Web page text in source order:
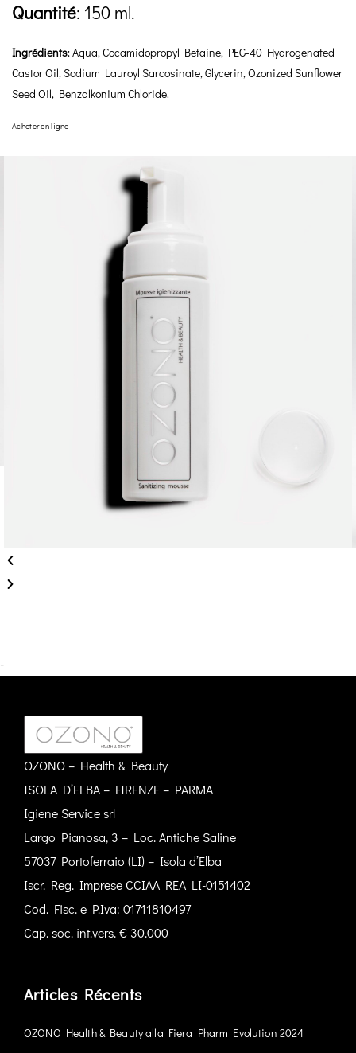
Quantité: 150 ml.
Ingrédients: Aqua, Cocamidopropyl Betaine, PEG-40 Hydrogenated
Castor Oil, Sodium Lauroyl Sarcosinate, Glycerin, Ozonized Sunflower
Seed Oil, Benzalkonium Chloride.
Acheter en ligne
-
OZONO – Health & Beauty
ISOLA D’ELBA – FIRENZE – PARMA
Igiene Service srl
Largo Pianosa, 3 – Loc. Antiche Saline
57037 Portoferraio (LI) – Isola d’Elba
Iscr. Reg. Imprese CCIAA REA LI-0151402
Cod. Fisc. e P.Iva: 01711810497
Cap. soc. int.vers. € 30.000
Articles Récents
OZONO Health & Beauty alla Fiera Pharm Evolution 2024